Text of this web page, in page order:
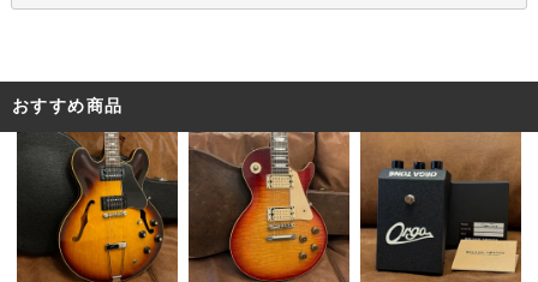
おすすめ商品